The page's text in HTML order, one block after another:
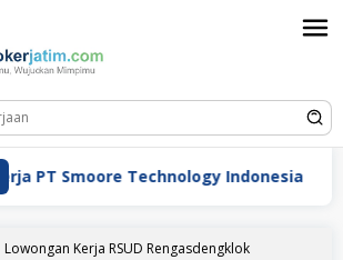
Technology Indonesia
Lowongan Kerja RSUD Rengasdengklok